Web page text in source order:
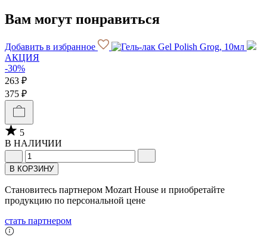
Вам могут понравиться
Добавить в избранное
АКЦИЯ
-30%
263 ₽
375 ₽
5
В НАЛИЧИИ
В КОРЗИНУ
Становитесь партнером Mozart House и приобретайте
продукцию по персональной цене
стать партнером